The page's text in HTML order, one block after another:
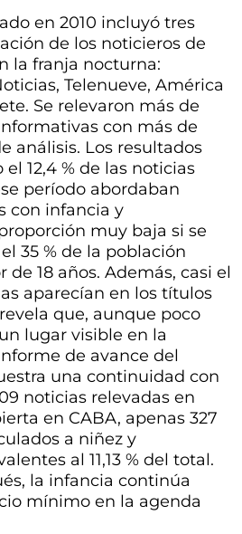
en 2010 incluyó tres
de los noticieros de
la franja nocturna:
Telenueve, América
Se relevaron más de
con más de
análisis. Los resultados
12,4 % de las noticias
período abordaban
con infancia y
muy baja si se
35 % de la población
18 años. Además, casi el
aparecían en los títulos
que, aunque poco
lugar visible en la
de avance del
una continuidad con
noticias relevadas en
en CABA, apenas 327
a niñez y
al 11,13 % del total.
la infancia continúa
mínimo en la agenda